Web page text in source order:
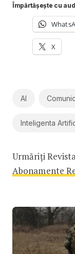
Împărtășește cu
X
AI
Inteligenta
Urmăriți
Abonamente